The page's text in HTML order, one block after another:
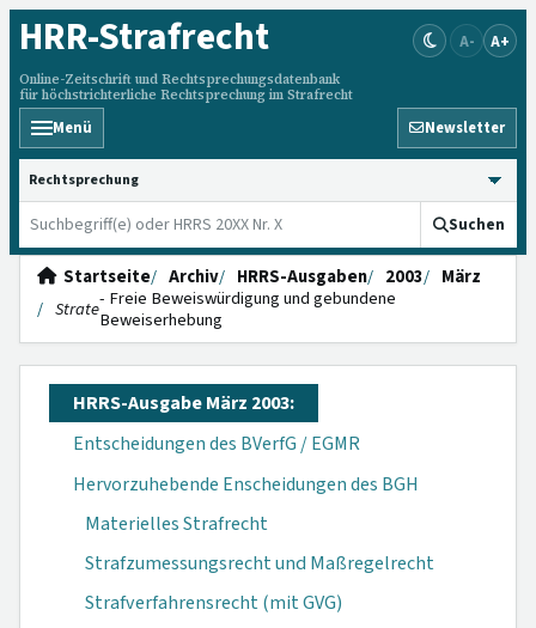
HRR-Strafrecht
Online-Zeitschrift und Rechtsprechungsdatenbank
für höchstrichterliche Rechtsprechung im Strafrecht
A- A+
Menü Newsletter
HRRS durchsuchen
Suchen
Startseite Archiv HRRS-Ausgaben 2003
März
Strate- Freie Beweiswürdigung und gebundene
Beweiserhebung
HRRS-Ausgabe März 2003:
Entscheidungen des BVerfG / EGMR
Hervorzuhebende Enscheidungen des BGH
Materielles Strafrecht
Strafzumessungsrecht und Maßregelrecht
Strafverfahrensrecht (mit GVG)